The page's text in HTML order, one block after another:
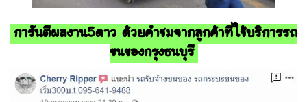
การันตีผลงาน5ดาว ด้วยคำชมจากลูกค้าที่ใช้บริการรถ
ขนของกรุงธนบุรี